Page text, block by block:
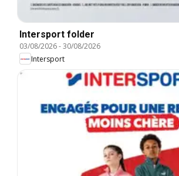
Intersport folder
03/08/2026-30/08/2026
Intersport